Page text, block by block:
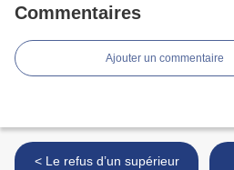
Commentaires
Ajouter un commentaire
< Le refus d’un supérieur